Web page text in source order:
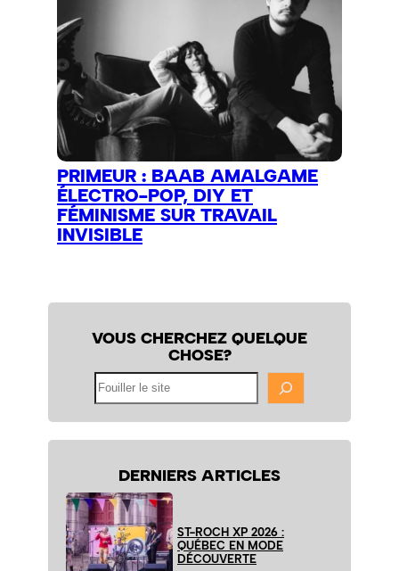
PRIMEUR : BAAB AMALGAME
ÉLECTRO-POP, DIY ET
FÉMINISME SUR TRAVAIL
INVISIBLE
VOUS CHERCHEZ QUELQUE
CHOSE?
DERNIERS ARTICLES
ST-ROCH XP 2026 :
QUÉBEC EN MODE
DÉCOUVERTE